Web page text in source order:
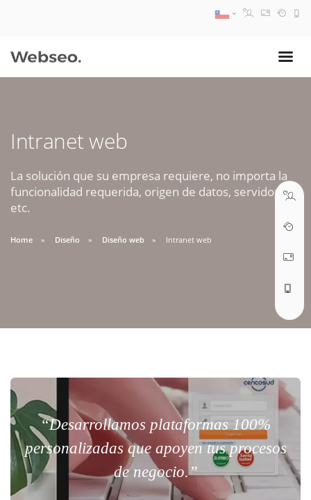
Intranet web
La solución que su empresa requiere, no importa la
funcionalidad requerida, origen de datos, servidores,
etc.
Home Diseño Diseño web Intranet web
“Desarrollamos plataformas 100%
personalizadas que apoyen tus procesos
de negocio.”
09:30 AM A 18:30 PM
soporte@webseo.cl